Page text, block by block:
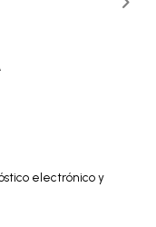
electrónico y